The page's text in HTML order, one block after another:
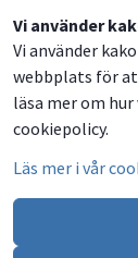
Vi använder
Vi använder
webbplats för
läsa mer om
cookiepolicy.
Läs mer i vår
Dela
på
Facebook
Dela
på
Twitter
Dela
på
LinkedIn
Dela
via
email
Besök
oss
på
Facebook